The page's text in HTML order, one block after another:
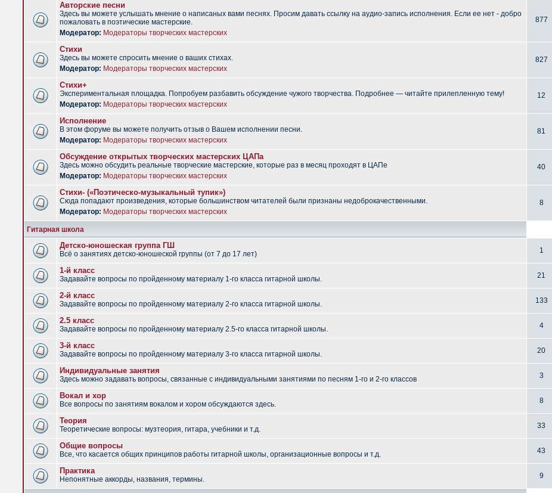
Авторские песни
Здесь вы можете услышать мнение о написаных вами песнях. Просим давать ссылку на аудио-запись исполнения. Если ее нет - добро
пожаловать в поэтические мастерские.
Модератор: Модераторы творческих мастерских
877
Стихи
Здесь вы можете спросить мнение о ваших стихах.
Модератор: Модераторы творческих мастерских
827
Стихи+
Экспериментальная площадка. Попробуем разбавить обсуждение чужого творчества. Подробнее — читайте прилепленную тему!
Модератор: Модераторы творческих мастерских
12
Исполнение
В этом форуме вы можете получить отзыв о Вашем исполнении песни.
Модератор: Модераторы творческих мастерских
81
Обсуждение открытых творческих мастерских ЦАПа
Здесь можно обсудить реальные творческие мастерские, которые раз в месяц проходят в ЦАПе
Модератор: Модераторы творческих мастерских
40
Стихи- («Поэтическо-музыкальный тупик»)
Сюда попадают произведения, которые большинством читателей были признаны недоброкачественными.
Модератор: Модераторы творческих мастерских
8
Гитарная школа
Детско-юношеская группа ГШ
Всё о занятиях детско-юношеской группы (от 7 до 17 лет) 1
1-й класс
Задавайте вопросы по пройденному материалу 1-го класса гитарной школы. 21
2-й класс
Задавайте вопросы по пройденному материалу 2-го класса гитарной школы. 133
2.5 класс
Задавайте вопросы по пройденному материалу 2.5-го класса гитарной школы. 4
3-й класс
Задавайте вопросы по пройденному материалу 3-го класса гитарной школы. 20
Индивидуальные занятия
Здесь можно задавать вопросы, связанные с индивидуальными занятиями по песням 1-го и 2-го классов 3
Вокал и хор
Все вопросы по занятиям вокалом и хором обсуждаются здесь. 8
Теория
Теоретические вопросы: музтеория, гитара, учебники и т.д. 33
Общие вопросы
Все, что касается общих принципов работы гитарной школы, организационные вопросы и т.д. 43
Практика
Непонятные аккорды, названия, термины. 9